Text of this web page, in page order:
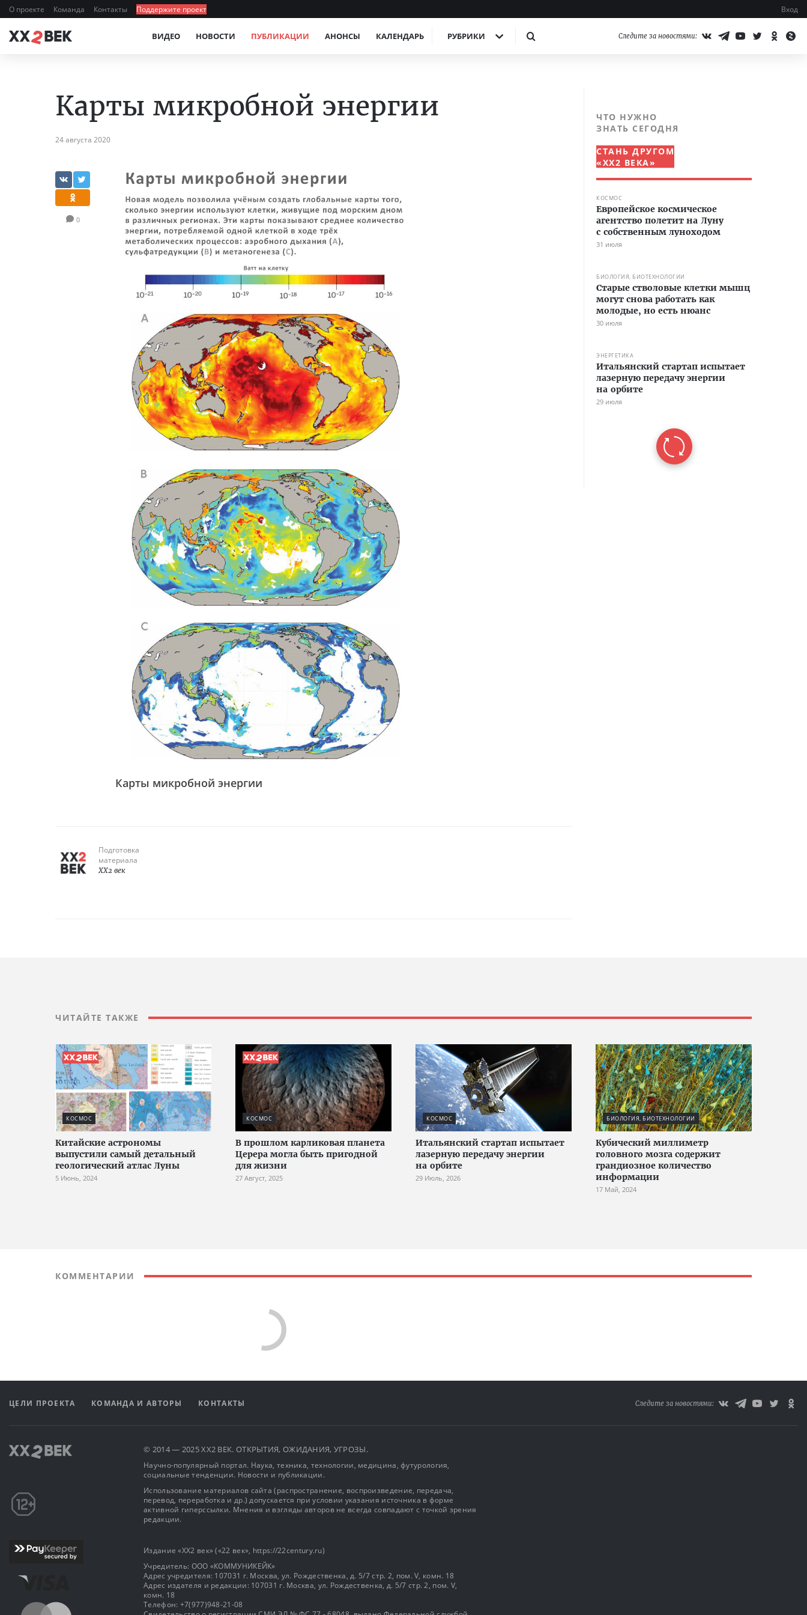
О проекте Команда Контакты Поддержите проект Вход
ВИДЕО НОВОСТИ ПУБЛИКАЦИИ АНОНСЫ КАЛЕНДАРЬ РУБРИКИ Следите за новостями:
Карты микробной энергии
24 августа 2020
0
Карты микробной энергии
Подготовка
материала
XX2 век
ЧТО НУЖНО
ЗНАТЬ СЕГОДНЯ
СТАНЬ ДРУГОМ
«XX2 ВЕКА»
КОСМОС
Европейское космическое
агентство полетит на Луну
с собственным луноходом
31 июля
БИОЛОГИЯ, БИОТЕХНОЛОГИИ
Старые стволовые клетки мышц
могут снова работать как
молодые, но есть нюанс
30 июля
ЭНЕРГЕТИКА
Итальянский стартап испытает
лазерную передачу энергии
на орбите
29 июля
ЧИТАЙТЕ ТАКЖЕ
КОСМОС
Китайские астрономы
выпустили самый детальный
геологический атлас Луны
5 Июнь, 2024
КОСМОС
В прошлом карликовая планета
Церера могла быть пригодной
для жизни
27 Август, 2025
КОСМОС
Итальянский стартап испытает
лазерную передачу энергии
на орбите
29 Июль, 2026
БИОЛОГИЯ, БИОТЕХНОЛОГИИ
Кубический миллиметр
головного мозга содержит
грандиозное количество
информации
17 Май, 2024
КОММЕНТАРИИ
ЦЕЛИ ПРОЕКТА КОМАНДА И АВТОРЫ КОНТАКТЫ Следите за новостями:
© 2014 — 2025 XX2 ВЕК. ОТКРЫТИЯ, ОЖИДАНИЯ, УГРОЗЫ.
Научно-популярный портал. Наука, техника, технологии, медицина, футурология,
социальные тенденции. Новости и публикации.
Использование материалов сайта (распространение, воспроизведение, передача,
перевод, переработка и др.) допускается при условии указания источника в форме
активной гиперссылки. Мнения и взгляды авторов не всегда совпадают с точкой зрения
редакции.
Издание «XX2 век» («22 век», https://22century.ru)
Учредитель: OOO «КОММУНИКЕЙК»
Адрес учредителя: 107031 г. Москва, ул. Рождественка, д. 5/7 стр. 2, пом. V, комн. 18
Адрес издателя и редакции: 107031 г. Москва, ул. Рождественка, д. 5/7 стр. 2, пом. V,
комн. 18
Телефон: +7(977)948-21-08